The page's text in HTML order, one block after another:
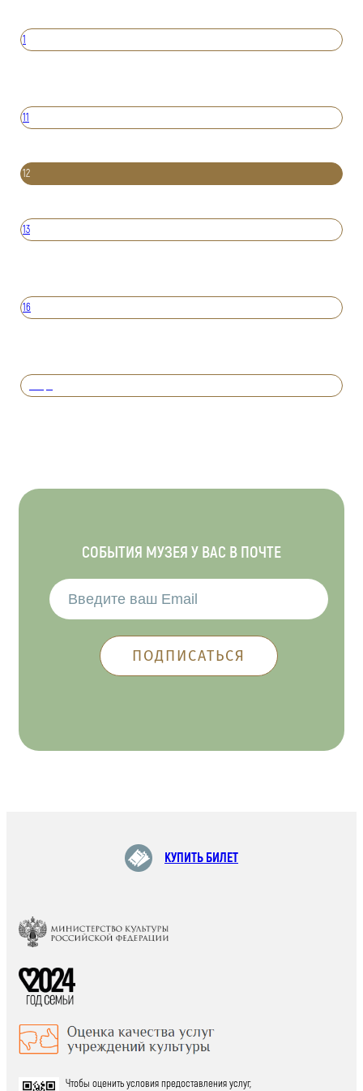
1
11
12
13
16
СОБЫТИЯ МУЗЕЯ У ВАС В ПОЧТЕ
КУПИТЬ БИЛЕТ
Чтобы оценить условия предоставления услуг,